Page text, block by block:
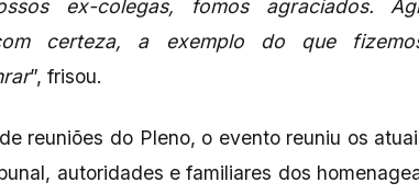
ex-colegas, fomos agraciados.
certeza, a exemplo do que
”, frisou.
reuniões do Pleno, o evento reuniu os
autoridades e familiares dos